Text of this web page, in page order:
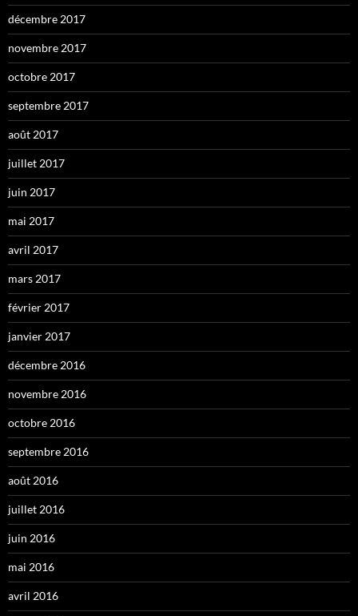
décembre 2017
novembre 2017
octobre 2017
septembre 2017
août 2017
juillet 2017
juin 2017
mai 2017
avril 2017
mars 2017
février 2017
janvier 2017
décembre 2016
novembre 2016
octobre 2016
septembre 2016
août 2016
juillet 2016
juin 2016
mai 2016
avril 2016